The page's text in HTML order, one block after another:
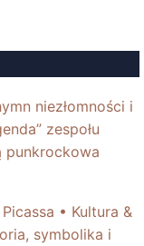
niezłomności i
zespołu
punkrockowa
• Kultura &
symbolika i